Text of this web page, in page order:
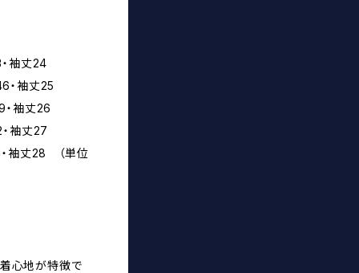
袖丈24
袖丈25
袖丈26
袖丈27
・袖丈28 （単位
着心地が特徴で